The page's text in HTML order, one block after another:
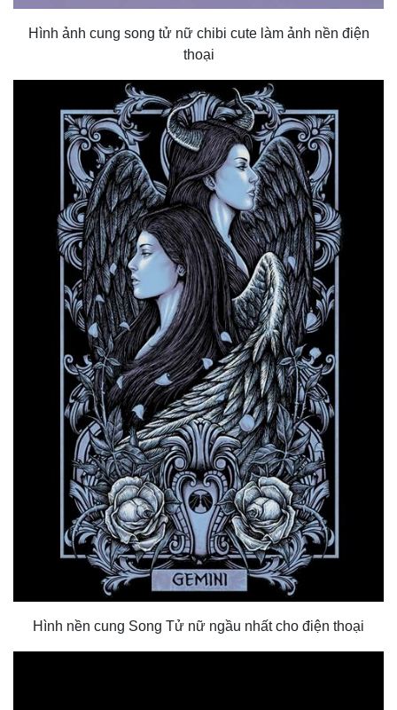
Hình ảnh cung song tử nữ chibi cute làm ảnh nền điện
thoại
Hình nền cung Song Tử nữ ngầu nhất cho điện thoại